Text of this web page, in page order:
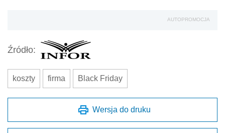
AUTOPROMOCJA
Źródło:
koszty firma Black Friday
Wersja do druku